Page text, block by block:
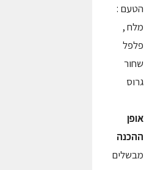
הטעם :
מלח ,
פלפל
שחור
גרוס
אופן
ההכנה
מבשלים